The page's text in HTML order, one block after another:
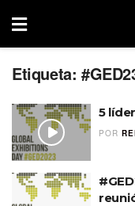
Etiqueta:
5
POR